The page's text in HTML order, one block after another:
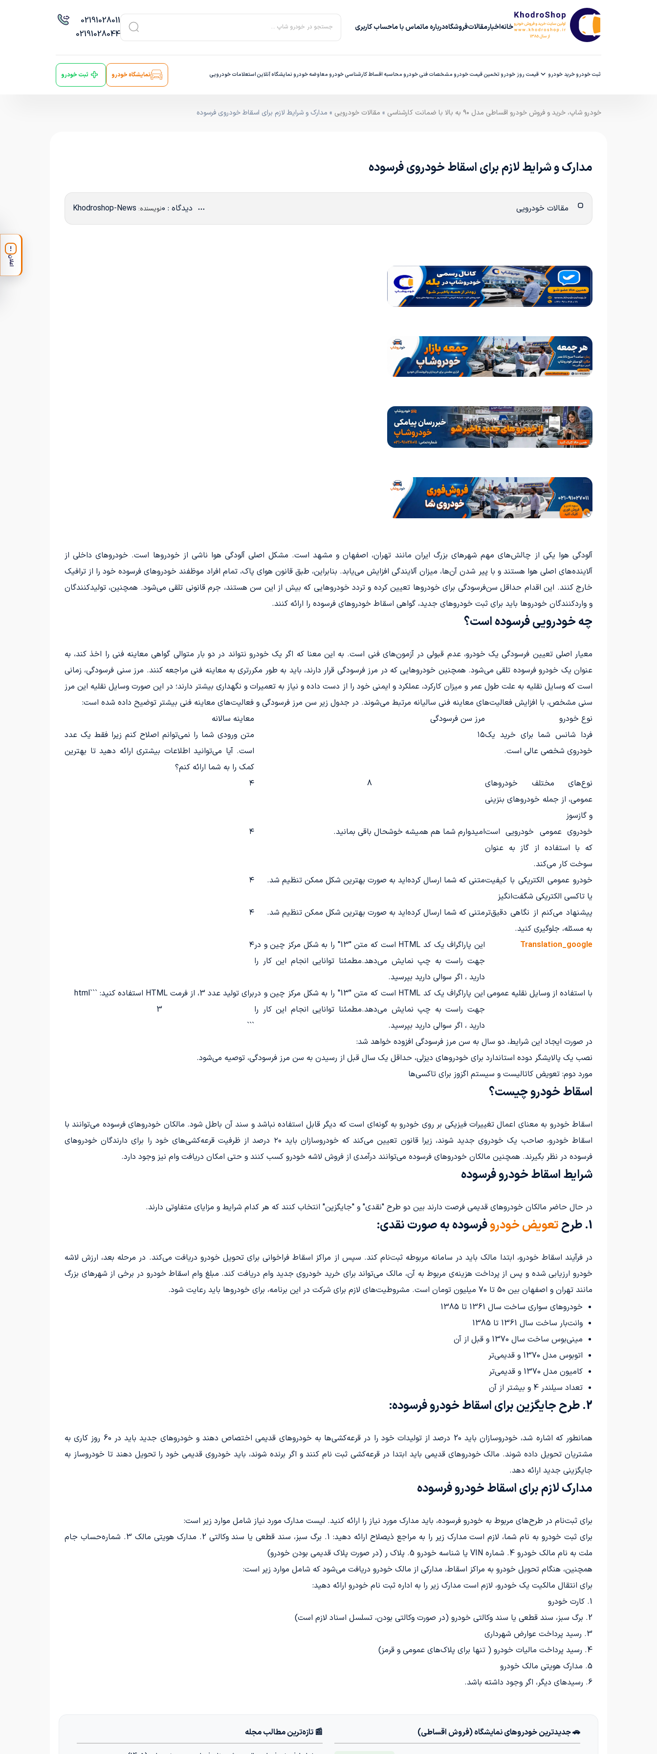
خانهاخبارمقالاتفروشگاهدرباره‌ ماتماس با ماحساب کاربری جستجو در خودرو شاپ ...
02191028011
02191028044
ثبت خودروخرید خودرو قیمت روز خودرو تخمین قیمت خودرو مشخصات فنی خودرو محاسبه اقساطکارشناسی خودرو معاوضه خودرو نمایشگاه آنلایناستعلامات خودرویی نمایشگاه خودرو ثبت خودرو
خودرو شاپ، خرید و فروش خودرو اقساطی مدل ۹۰ به بالا با ضمانت کارشناسی » مقالات خودرویی » مدارک و شرایط لازم برای اسقاط خودروی فرسوده
مدارک و شرایط لازم برای اسقاط خودروی فرسوده
مقالات خودرویی دیدگاه : 0 نویسنده: Khodroshop-News
آلودگی هوا یکی از چالش‌های مهم شهرهای بزرگ ایران مانند تهران، اصفهان و مشهد است. مشکل اصلی آلودگی هوا ناشی از خودروها است. خودروهای داخلی از
آلاینده‌های اصلی هوا هستند و با پیر شدن آن‌ها، میزان آلایندگی افزایش می‌یابد. بنابراین، طبق قانون هوای پاک، تمام افراد موظفند خودروهای فرسوده خود را از ترافیک
خارج کنند. این اقدام حداقل سن‌فرسودگی برای خودروها تعیین کرده و تردد خودروهایی که بیش از این سن هستند، جرم قانونی تلقی می‌شود. همچنین، تولیدکنندگان
و واردکنندگان خودروها باید برای ثبت خودروهای جدید، گواهی اسقاط خودروهای فرسوده را ارائه کنند.
چه خودرویی فرسوده است؟
معیار اصلی تعیین فرسودگی یک خودرو، عدم قبولی در آزمون‌های فنی است. به این معنا که اگر یک خودرو نتواند در دو بار متوالی گواهی معاینه فنی را اخذ کند، به
عنوان یک خودرو فرسوده تلقی می‌شود. همچنین خودروهایی که در مرز فرسودگی قرار دارند، باید به طور مکرر‌تری به معاینه فنی مراجعه کنند. مرز سنی فرسودگی، زمانی
است که وسایل نقلیه به علت طول عمر و میزان کارکرد، عملکرد و ایمنی خود را از دست داده و نیاز به تعمیرات و نگهداری بیشتر دارند؛ در این صورت وسایل نقلیه این مرز
سنی مشخص، با افزایش فعالیت‌های معاینه فنی سالیانه مرتبط می‌شوند. در جدول زیر سن مرز فرسودگی و فعالیت‌های معاینه فنی بیشتر توضیح داده شده است:
نوع خودرو
مرز سن فرسودگی
معاینه سالانه
فردا شانس شما برای خرید یک
خودروی شخصی عالی است.
۱۵
متن ورودی شما را نمی‌توانم اصلاح کنم زیرا فقط یک عدد
است. آیا می‌توانید اطلاعات بیشتری ارائه دهید تا بهترین
کمک را به شما ارائه کنم؟
نوع‌های مختلف خودروهای
عمومی، از جمله خودروهای بنزینی
و گازسوز
8 ۴
خودروی عمومی خودرویی است
که با استفاده از گاز به عنوان
سوخت کار می‌کند.
امیدوارم شما هم همیشه خوشحال باقی بمانید. ۴
خودرو عمومی الکتریکی با کیفیت
یا تاکسی الکتریکی شگفت‌انگیز
متنی که شما ارسال کرده‌اید به صورت بهترین شکل ممکن تنظیم شد. ۴
پیشنهاد می‌کنم از نگاهی دقیق‌تر
به مسئله، جلوگیری کنید.
متنی که شما ارسال کرده‌اید به صورت بهترین شکل ممکن تنظیم شد. ۴
Translation_google
این پاراگراف یک کد HTML است که متن "13" را به شکل مرکز چین و در
جهت راست به چپ نمایش می‌دهد.مطمئنا توانایی انجام این کار را
دارید ، اگر سوالی دارید بپرسید.
۴
با استفاده از وسایل نقلیه عمومی
این پاراگراف یک کد HTML است که متن "13" را به شکل مرکز چین و در
جهت راست به چپ نمایش می‌دهد.مطمئنا توانایی انجام این کار را
دارید ، اگر سوالی دارید بپرسید.
برای تولید عدد 3، از فرمت HTML استفاده کنید: ```html
3
```
در صورت ایجاد این شرایط، دو سال به سن مرز فرسودگی افزوده خواهد شد:
نصب یک پالایشگر دوده استاندارد برای خودروهای دیزلی، حداقل یک سال قبل از رسیدن به سن مرز فرسودگی، توصیه می‌شود.
مورد دوم: تعویض کاتالیست و سیستم اگزوز برای تاکسی‌ها
اسقاط خودرو چیست؟
اسقاط خودرو به معنای اعمال تغییرات فیزیکی بر روی خودرو به گونه‌ای است که دیگر قابل استفاده نباشد و سند آن باطل شود. مالکان خودروهای فرسوده می‌توانند با
اسقاط خودرو، صاحب یک خودروی جدید شوند، زیرا قانون تعیین می‌کند که خودروسازان باید ۲۰ درصد از ظرفیت قرعه‌کشی‌های خود را برای دارندگان خودروهای
فرسوده در نظر بگیرند. همچنین مالکان خودروهای فرسوده می‌توانند درآمدی از فروش لاشه خودرو کسب کنند و حتی امکان دریافت وام نیز وجود دارد.
شرایط اسقاط خودرو فرسوده
در حال حاضر مالکان خودروهای قدیمی فرصت دارند بین دو طرح "نقدی" و "جایگزین" انتخاب کنند که هر کدام شرایط و مزایای متفاوتی دارند.
1. طرح تعویض خودروفرسوده به صورت نقدی:
در فرآیند اسقاط خودرو، ابتدا مالک باید در سامانه مربوطه ثبت‌نام کند. سپس از مراکز اسقاط فراخوانی برای تحویل خودرو دریافت می‌کند. در مرحله بعد، ارزش لاشه
خودرو ارزیابی شده و پس از پرداخت هزینه‌ی مربوط به آن، مالک می‌تواند برای خرید خودروی جدید وام دریافت کند. مبلغ وام اسقاط خودرو در برخی از شهرهای بزرگ
مانند تهران و اصفهان بین 50 تا 70 میلیون تومان است. مشروطیت‌های لازم برای شرکت در این برنامه، برای خودروها باید رعایت شود.
خودروهای سواری ساخت سال 1361 تا 1385
وانت‌بار ساخت سال 1361 تا 1385
مینی‌بوس ساخت سال 1370 و قبل از آن
اتوبوس مدل 1370 و قدیمی‌تر
کامیون مدل 1370 و قدیمی‌تر
تعداد سیلندر 4 و بیشتر از آن
2. طرح جایگزین برای اسقاط خودرو فرسوده:
همانطور که اشاره شد، خودروسازان باید 20 درصد از تولیدات خود را در قرعه‌کشی‌ها به خودروهای قدیمی اختصاص دهند و خودروهای جدید باید در 60 روز کاری به
مشتریان تحویل داده شوند. مالک خودروهای قدیمی باید ابتدا در قرعه‌کشی ثبت نام کنند و اگر برنده شوند، باید خودروی قدیمی خود را تحویل دهند تا خودروساز به
جایگزینی جدید ارائه دهد.
مدارک لازم برای اسقاط خودرو فرسوده
برای ثبت‌نام در طرح‌های مربوط به خودرو فرسوده، باید مدارک مورد نیاز را ارائه کنید. لیست مدارک مورد نیاز شامل موارد زیر است:
برای ثبت خودرو به نام شما، لازم است مدارک زیر را به مراجع ذیصلاح ارائه دهید: 1. برگ سبز، سند قطعی یا سند وکالتی 2. مدارک هویتی مالک 3. شماره‌حساب جام
ملت به نام مالک خودرو 4. شماره VIN یا شناسه خودرو 5. پلاک ر (در صورت پلاک قدیمی بودن خودرو)
همچنین، هنگام تحویل خودرو به مراکز اسقاط، مدارکی از مالک خودرو دریافت می‌شود که شامل موارد زیر است:
برای انتقال مالکیت یک خودرو، لازم است مدارک زیر را به اداره ثبت نام خودرو ارائه دهید:
1. کارت خودرو
2. برگ سبز، سند قطعی یا سند وکالتی خودرو (در صورت وکالتی بودن، تسلسل اسناد لازم است)
3. رسید پرداخت عوارض شهرداری
4. رسید پرداخت مالیات خودرو ( تنها برای پلاک‌های عمومی و قرمز)
5. مدارک هویتی مالک خودرو
6. رسیدهای دیگر، اگر وجود داشته باشد.
🚗 جدیدترین خودروهای نمایشگاه (فروش اقساطی) 📰 تازه‌ترین مطالب مجله
!
اعلان